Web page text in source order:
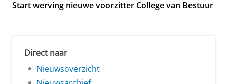
Start werving nieuwe voorzitter College van Bestuur
Direct naar
Nieuwsoverzicht